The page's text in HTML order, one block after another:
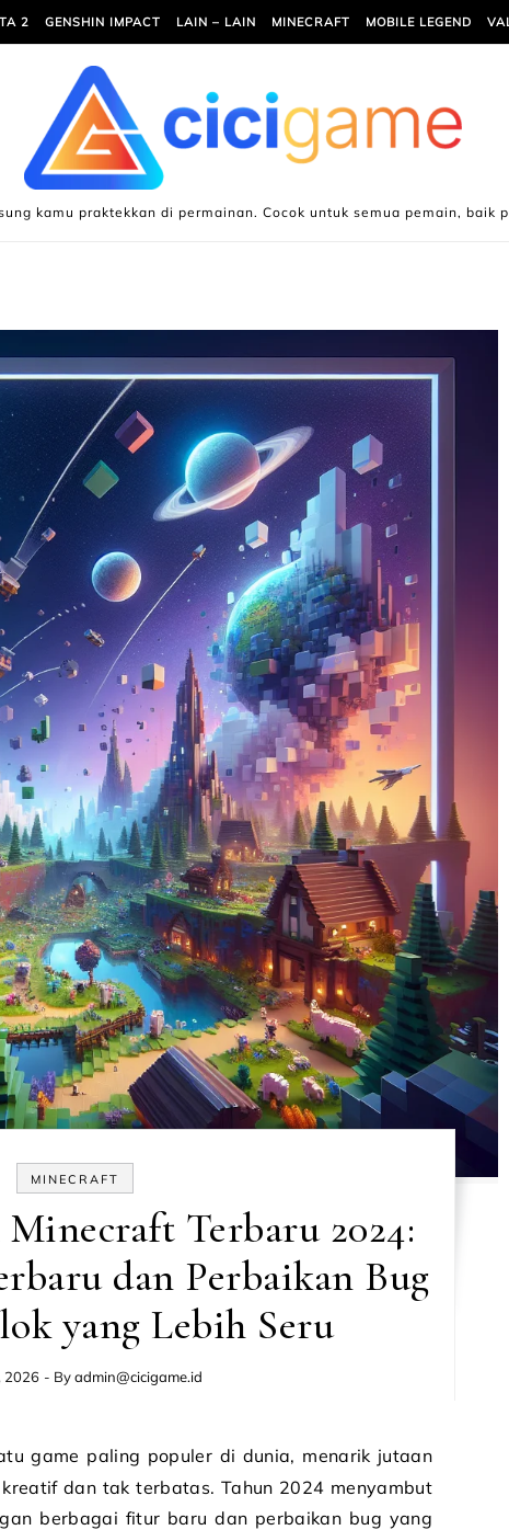
2 GENSHIN IMPACT LAIN – LAIN MINECRAFT MOBILE LEGEND
kamu praktekkan di permainan. Cocok untuk semua pemain, baik
MINECRAFT
Terbaru 2024:
dan Perbaikan Bug
yang Lebih Seru
2026 - Byadmin@cicigame.id
dan tak terbatas. Tahun 2024 menyambut
berbagai fitur baru dan perbaikan bug yang